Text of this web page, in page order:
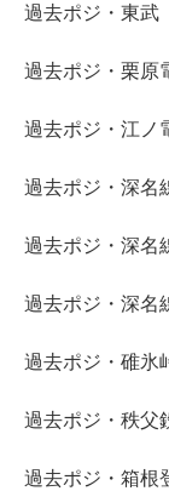
過去ポジ・東武
過去ポジ・栗原
過去ポジ・江ノ
過去ポジ・深名
過去ポジ・深名
過去ポジ・深名
過去ポジ・碓氷
過去ポジ・秩父
過去ポジ・箱根